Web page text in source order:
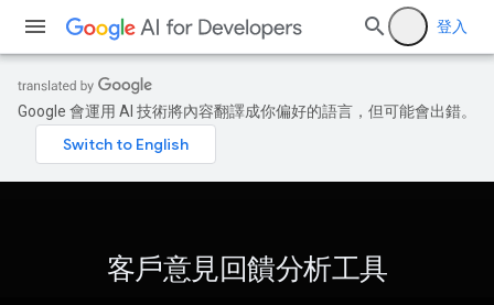
登入
Google 會運用 AI 技術將內容翻譯成你偏好的語言，但可能會出錯。
客戶意見回饋分析工具